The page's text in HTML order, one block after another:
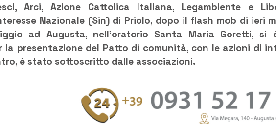
Arci, Azione Cattolica Italiana, Legambiente e
Nazionale (Sin) di Priolo, dopo il flash mob di ieri
ad Augusta, nell’oratorio Santa Maria Goretti, si
la presentazione del Patto di comunità, con le azioni di
è stato sottoscritto dalle associazioni.